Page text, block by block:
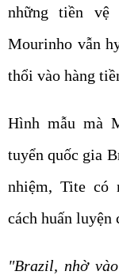
những tiền vệ
Mourinho vẫn
thổi vào hàng
Hình mẫu mà
tuyển quốc gia
nhiệm, Tite có
cách huấn luyện
"Brazil, nhờ